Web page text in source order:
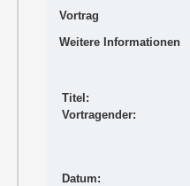
Vortrag
Weitere Informationen
Titel:
Vortragender:
Datum: